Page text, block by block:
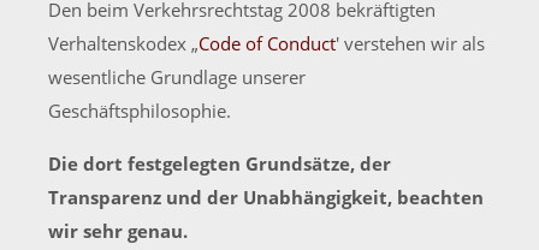
Den beim Verkehrsrechtstag 2008 bekräftigten
Verhaltenskodex „Code of Conduct' verstehen wir als
wesentliche Grundlage unserer
Geschäftsphilosophie.
Die dort festgelegten Grundsätze, der
Transparenz und der Unabhängigkeit, beachten
wir sehr genau.